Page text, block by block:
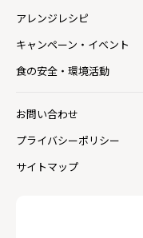
アレンジレシピ
キャンペーン・イベント
食の安全・環境活動
お問い合わせ
プライバシーポリシー
サイトマップ